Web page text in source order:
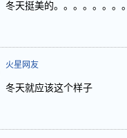
冬天挺美的。。。。。。。。
火星网友
冬天就应该这个样子